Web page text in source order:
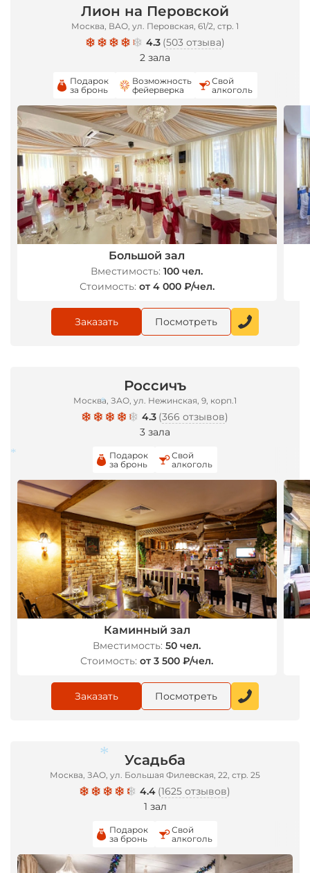
Лион на Перовской
Москва, ВАО, ул. Перовская, 61/2, стр. 1
4.3 (503 отзыва)
2 зала
Подарок
за бронь
Возможность
фейерверка
Свой
алкоголь
Большой зал
Вместимость: 100 чел.
Стоимость: от 4 000 ₽/чел.
Заказать Посмотреть
Россичъ
Москва, ЗАО, ул. Нежинская, 9, корп.1
4.3 (366 отзывов)
3 зала
Подарок
за бронь
Свой
алкоголь
Каминный зал
Вместимость: 50 чел.
Стоимость: от 3 500 ₽/чел.
Заказать Посмотреть
Усадьба
Москва, ЗАО, ул. Большая Филевская, 22, стр. 25
4.4 (1625 отзывов)
1 зал
Подарок
за бронь
Свой
алкоголь
*
*